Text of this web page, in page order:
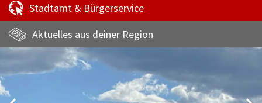
Stadtamt & Bürgerservice
Aktuelles aus deiner Region